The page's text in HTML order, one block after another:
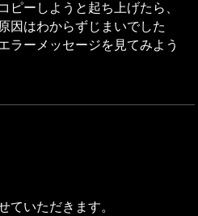
ピーしようと起ち上げたら、
因はわからずじまいでした
ラーメッセージを見てみよう
ていただきます。